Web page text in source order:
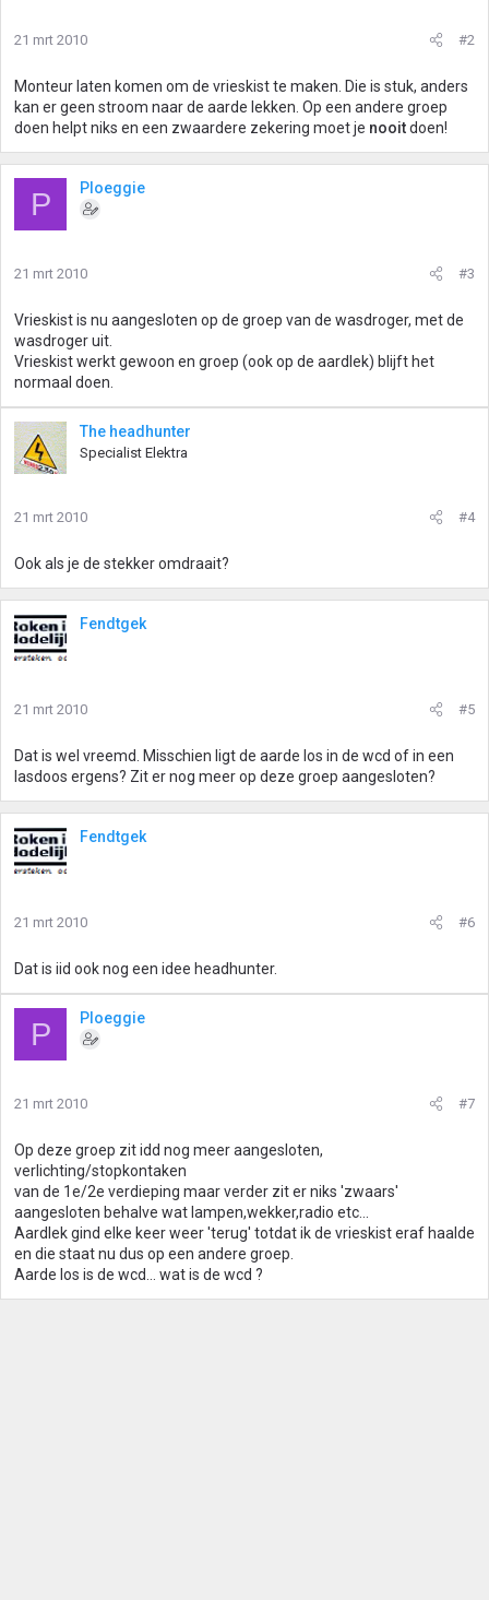
21 mrt 2010 #2
Monteur laten komen om de vrieskist te maken. Die is stuk, anders
kan er geen stroom naar de aarde lekken. Op een andere groep
doen helpt niks en een zwaardere zekering moet je nooitdoen!
P Ploeggie
21 mrt 2010 #3
Vrieskist is nu aangesloten op de groep van de wasdroger, met de
wasdroger uit.
Vrieskist werkt gewoon en groep (ook op de aardlek) blijft het
normaal doen.
The headhunter
Specialist Elektra
21 mrt 2010 #4
Ook als je de stekker omdraait?
Fendtgek
21 mrt 2010 #5
Dat is wel vreemd. Misschien ligt de aarde los in de wcd of in een
lasdoos ergens? Zit er nog meer op deze groep aangesloten?
Fendtgek
21 mrt 2010 #6
Dat is iid ook nog een idee headhunter.
P Ploeggie
21 mrt 2010 #7
Op deze groep zit idd nog meer aangesloten,
verlichting/stopkontaken
van de 1e/2e verdieping maar verder zit er niks 'zwaars'
aangesloten behalve wat lampen,wekker,radio etc...
Aardlek gind elke keer weer 'terug' totdat ik de vrieskist eraf haalde
en die staat nu dus op een andere groep.
Aarde los is de wcd... wat is de wcd ?